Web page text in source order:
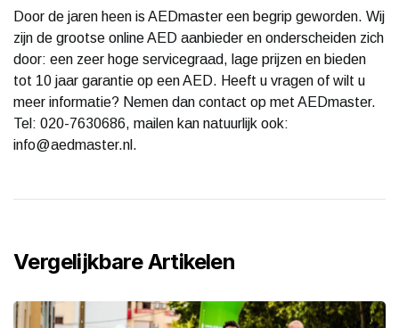
Door de jaren heen is AEDmaster een begrip geworden. Wij
zijn de grootse online AED aanbieder en onderscheiden zich
door: een zeer hoge servicegraad, lage prijzen en bieden
tot 10 jaar garantie op een AED. Heeft u vragen of wilt u
meer informatie? Nemen dan contact op met AEDmaster.
Tel: 020-7630686, mailen kan natuurlijk ook:
info@aedmaster.nl.
Vergelijkbare Artikelen